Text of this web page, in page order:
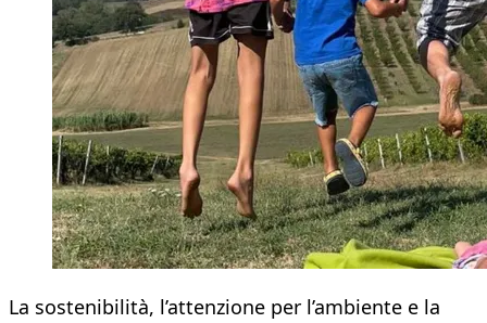
La sostenibilità, l’attenzione per l’ambiente e la